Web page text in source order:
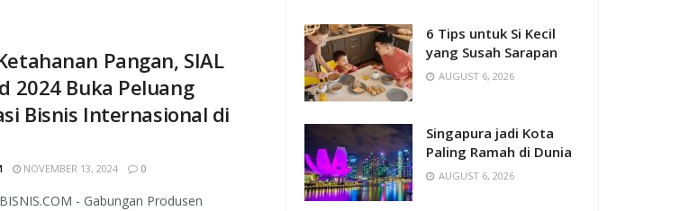
Pangan, SIAL
2024 Buka Peluang
Bisnis Internasional di
NOVEMBER 13, 2024 0
- Gabungan Produsen
6 Tips untuk Si Kecil
yang Susah Sarapan
AUGUST 6, 2026
Singapura jadi Kota
Paling Ramah di Dunia
AUGUST 6, 2026